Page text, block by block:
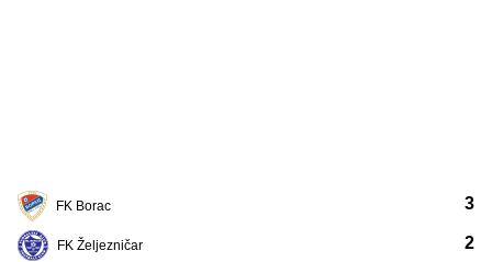
FK Borac
FK Željezničar
3
2